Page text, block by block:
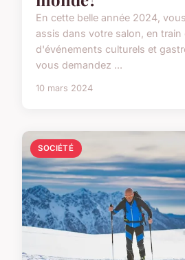
En cette belle année 2024,
assis dans votre salon, en train
d'événements culturels et
vous demandez ...
10 mars 2024
SOCIÉTÉ